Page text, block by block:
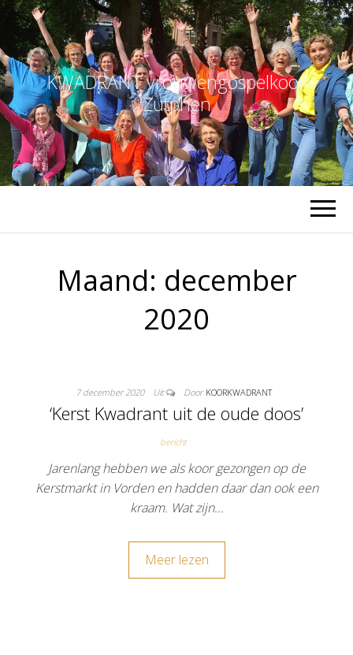
KWADRANT vrouwengospelkoor
Zutphen
Maand: december
2020
7 december 2020 Uit Door KOORKWADRANT
‘Kerst Kwadrant uit de oude doos’
bericht
Jarenlang hebben we als koor gezongen op de
Kerstmarkt in Vorden en hadden daar dan ook een
kraam. Wat zijn…
Meer lezen